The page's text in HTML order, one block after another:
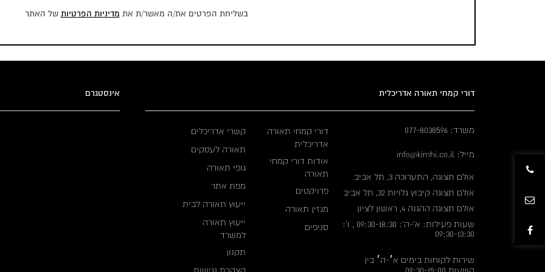
בשליחת הפרטים את/ה מאשר/ת את מדיניות הפרטיות של האתר
דורי קמחי תאורה אדריכלית
משרד: 077-8038596
מייל: info@kimhi.co.il
אולם תצוגה, התערוכה 3, תל אביב
אולם תצוגה קיבוץ גלויות 32, תל אביב
אולם תצוגה ההגנה 4, ראשון לציון
שעות פעילות: א'-ה': 09:30-18:30 , ו':
09:30-13:30
שירות לקוחות בימים א׳-ה׳ בין
דורי קמחי תאורה
אדריכלית
אודות דורי קמחי
תאורה
פרויקטים
מגזין תאורה
סניפים
קשרי אדריכלים
תאורה לעסקים
גופי תאורה
מפת אתר
ייעוץ תאורה לבית
ייעוץ תאורה
למשרד
תקנון
אינסטגרם